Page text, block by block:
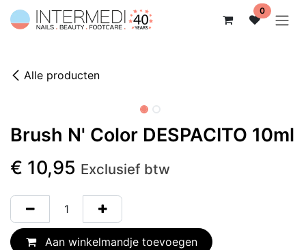
Overslaan naar inhoud 0
Alle producten
Brush N' Color DESPACITO 10ml
€ 10,95 Exclusief btw
Aan winkelmandje toevoegen